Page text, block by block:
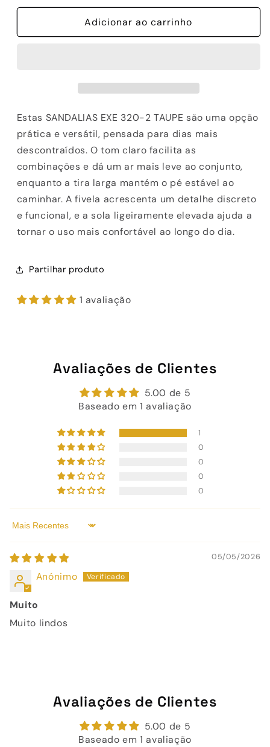
quantidade
SANDALIAS
quantidade
de
SANDALIAS
Adicionar ao carrinho
Estas SANDALIAS EXE 320-2 TAUPE são uma opção
prática e versátil, pensada para dias mais
descontraídos. O tom claro facilita as
combinações e dá um ar mais leve ao conjunto,
enquanto a tira larga mantém o pé estável ao
caminhar. A fivela acrescenta um detalhe discreto
e funcional, e a sola ligeiramente elevada ajuda a
tornar o uso mais confortável ao longo do dia.
Partilhar produto
1 avaliação
Avaliações de Clientes
5.00 de 5
Baseado em 1 avaliação
1
0
0
0
0
Sort by
05/05/2026
Anónimo
Muito
Muito lindos
Avaliações de Clientes
5.00 de 5
Baseado em 1 avaliação